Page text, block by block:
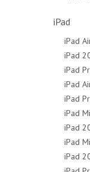
iPad
iPad
iPad
iPad
iPad
iPad
iPad
iPad
iPad
iPad